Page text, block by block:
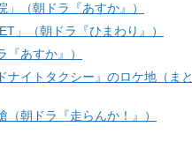
」（朝ドラ『あすか』）
」（朝ドラ『ひまわり』）
『あすか』）
ナイトタクシー』のロケ地（まと
（朝ドラ『走らんか！』）